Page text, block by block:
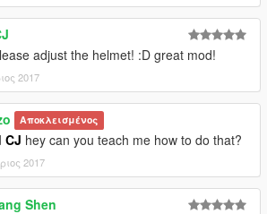
adjust the helmet! :D great mod!
2017
Αποκλεισμένος
CJ hey can you teach me how to do that?
2017
Shen